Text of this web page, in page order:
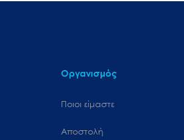
Οργανισμός
Ποιοι είμαστε
Αποστολή